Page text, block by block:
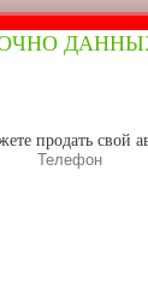
продать свой